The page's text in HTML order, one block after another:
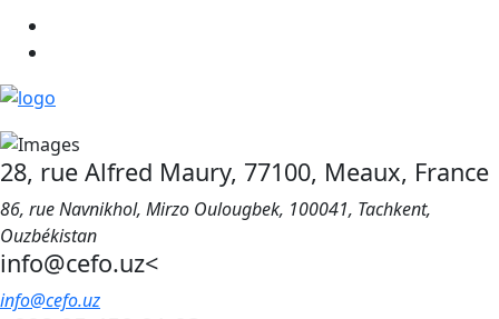
28, rue Alfred Maury, 77100, Meaux, France
86, rue Navnikhol, Mirzo Oulougbek, 100041, Tachkent,
Ouzbékistan
info@cefo.uz<
info@cefo.uz